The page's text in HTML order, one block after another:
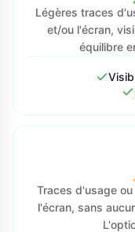
Légères traces
et/ou l'écran,
équilibre
Traces d'usage
l'écran, sans